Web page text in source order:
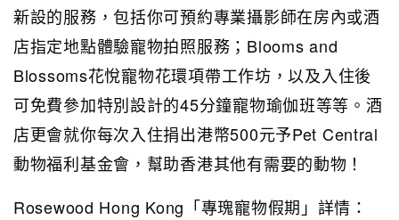
新設的服務，包括你可預約專業攝影師在房內或酒
店指定地點體驗寵物拍照服務；Blooms and
Blossoms花悅寵物花環項帶工作坊，以及入住後
可免費參加特別設計的45分鐘寵物瑜伽班等等。酒
店更會就你每次入住捐出港幣500元予Pet Central
動物福利基金會，幫助香港其他有需要的動物！
Rosewood Hong Kong「專瑰寵物假期」詳情：